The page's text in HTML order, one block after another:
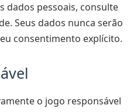
dados pessoais, consulte
Seus dados nunca serão
consentimento explícito.
o jogo responsável